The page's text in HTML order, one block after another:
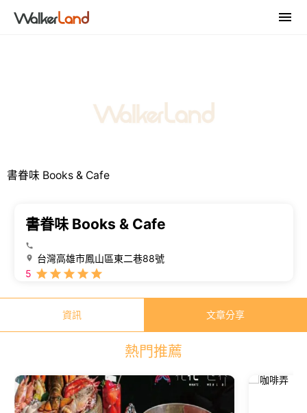
書眷味 Books & Cafe
書眷味 Books & Cafe
台灣高雄市鳳山區東二巷88號
5
資訊 文章分享
熱門推薦